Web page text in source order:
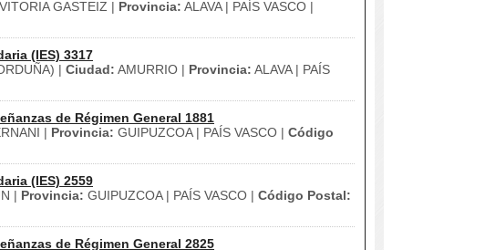
VITORIA GASTEIZ | Provincia: ALAVA | PAÍS VASCO |
(IES) 3317
| Ciudad: AMURRIO | Provincia: ALAVA | PAÍS
de Régimen General 1881
| Provincia: GUIPUZCOA | PAÍS VASCO | Código
(IES) 2559
| Provincia: GUIPUZCOA | PAÍS VASCO | Código Postal:
de Régimen General 2825